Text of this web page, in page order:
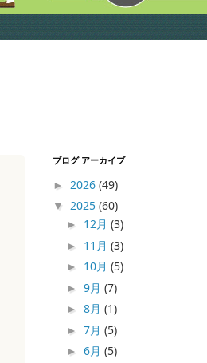
ブログ アーカイブ
► 2026 (49)
▼ 2025 (60)
► 12月 (3)
► 11月 (3)
► 10月 (5)
► 9月 (7)
► 8月 (1)
► 7月 (5)
► 6月 (5)